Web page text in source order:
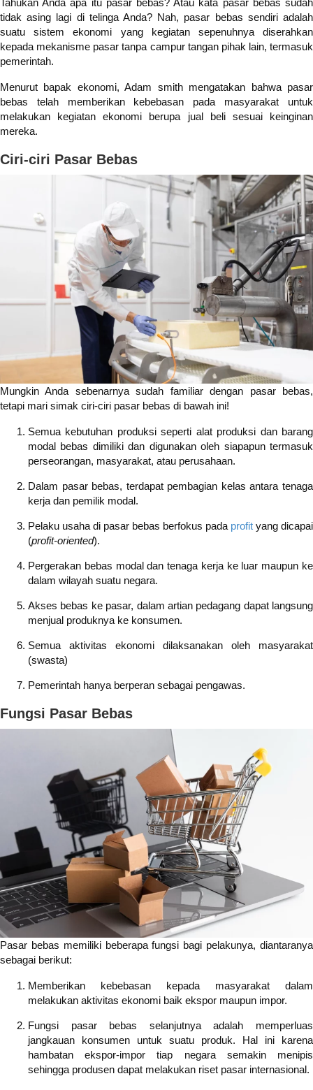
Tahukan Anda apa itu pasar bebas? Atau kata pasar bebas sudah
tidak asing lagi di telinga Anda? Nah, pasar bebas sendiri adalah
suatu sistem ekonomi yang kegiatan sepenuhnya diserahkan
kepada mekanisme pasar tanpa campur tangan pihak lain, termasuk
pemerintah.
Menurut bapak ekonomi,Adam smith mengatakan bahwa pasar
bebas telah memberikan kebebasan pada masyarakat untuk
melakukan kegiatan ekonomi berupa jual beli sesuai keinginan
mereka.
Ciri-ciri Pasar Bebas
Mungkin Anda sebenarnya sudah familiar dengan pasar bebas,
tetapi mari simak ciri-ciri pasar bebas di bawah ini!
Semua kebutuhan produksi seperti alat produksi dan barang
modal bebas dimiliki dan digunakan oleh siapapun termasuk
perseorangan, masyarakat, atau perusahaan.
Dalam pasar bebas, terdapat pembagian kelas antara tenaga
kerja dan pemilik modal.
Pelaku usaha di pasar bebas berfokus pada profit yang dicapai
(profit-oriented).
Pergerakan bebas modal dan tenaga kerja ke luar maupun ke
dalam wilayah suatu negara.
Akses bebas ke pasar, dalam artian pedagang dapat langsung
menjual produknya ke konsumen.
Semua aktivitas ekonomi dilaksanakan oleh masyarakat
(swasta)
Pemerintah hanya berperan sebagai pengawas.
Fungsi Pasar Bebas
Pasar bebas memiliki beberapa fungsi bagi pelakunya, diantaranya
sebagai berikut:
Memberikan kebebasan kepada masyarakat dalam
melakukan aktivitas ekonomi baik ekspor maupun impor.
Fungsi pasar bebas selanjutnya adalah memperluas
jangkauan konsumen untuk suatu produk. Hal ini karena
hambatan ekspor-impor tiap negara semakin menipis
sehingga produsen dapat melakukan riset pasar internasional.